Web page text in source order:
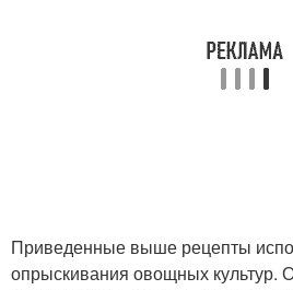
Приведенные выше рецепты
опрыскивания овощных культур.